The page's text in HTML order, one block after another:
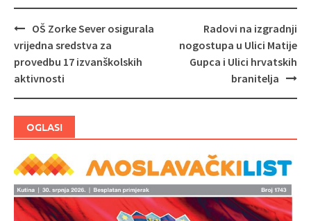
Navigacija
objava
OŠ Zorke Sever osigurala
vrijedna sredstva za
provedbu 17 izvanškolskih
aktivnosti
Radovi na izgradnji
nogostupa u Ulici Matije
Gupca i Ulici hrvatskih
branitelja
OGLASI